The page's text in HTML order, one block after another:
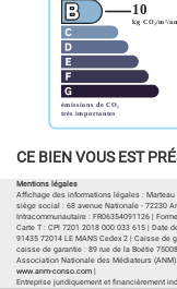
CE BIEN VOUS EST
Mentions légales
Affichage des informations légales : Marteau
siège social : 68 avenue Nationale - 72230
Intracommunautaire : FR06354091126 |
Carte T : CPI 7201 2018 000 033 615 | Date
91435 72014 LE MANS Cedex 2 | Caisse de
caisse de garantie : 89 rue de la Boétie
Association Nationale des Médiateurs
www.anm-conso.com
Entreprise juridiquement et financièrement